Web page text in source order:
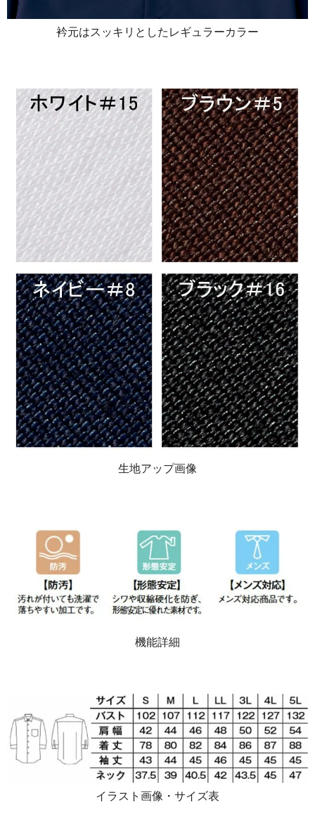
衿元はスッキリとしたレギュラーカラー
生地アップ画像
機能詳細
イラスト画像・サイズ表